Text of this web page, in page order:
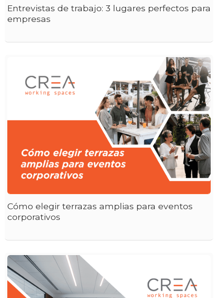
Entrevistas de trabajo: 3 lugares perfectos para
empresas
Cómo elegir terrazas amplias para eventos
corporativos